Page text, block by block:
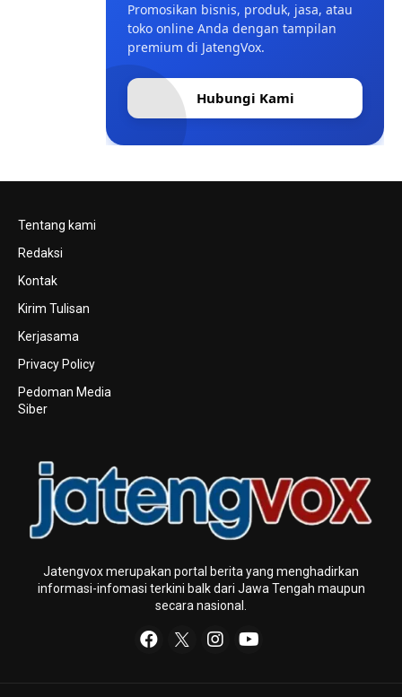
Promosikan bisnis, produk, jasa, atau
toko online Anda dengan tampilan
premium di JatengVox.
Hubungi Kami
Tentang kami
Redaksi
Kontak
Kirim Tulisan
Kerjasama
Privacy Policy
Pedoman Media
Siber
Jatengvox merupakan portal berita yang menghadirkan
informasi-infomasi terkini baIk dari Jawa Tengah maupun
secara nasional.